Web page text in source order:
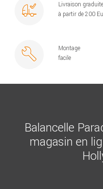
Livraison graduite
à partir de 200
Montage
facile
Balancelle
magasin en